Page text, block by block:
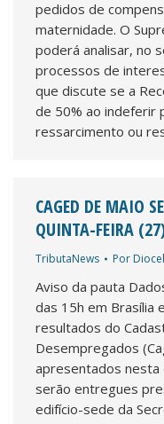
pedidos de
maternidade. O
poderá analisar, no
processos de
que discute se a
de 50% ao indeferir
ressarcimento ou
CAGED DE MAIO
QUINTA-FEIRA
TributaNews Por
Aviso da pauta
das 15h em Brasília
resultados do
Desempregados
apresentados nesta
serão entregues
edifício-sede da